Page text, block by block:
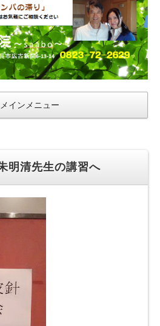
インメニュー
明清先生の講習へ